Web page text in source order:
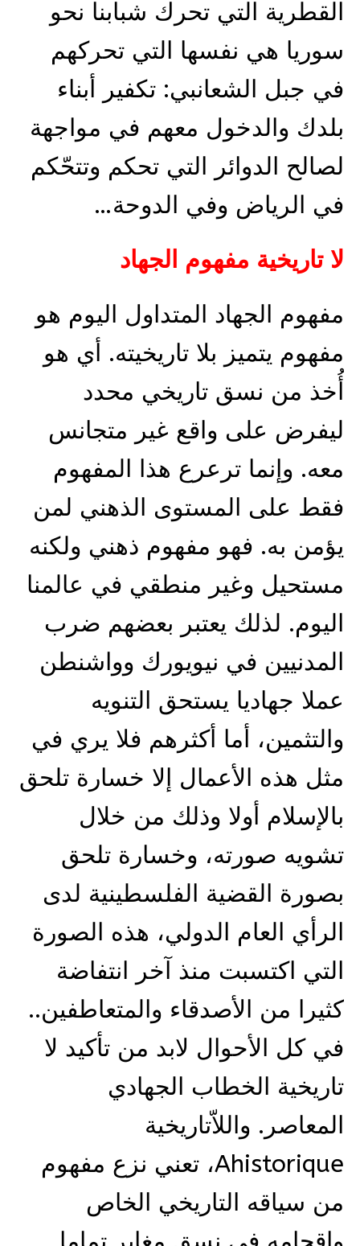
القطرية التي تحرك شبابنا نحو
سوريا هي نفسها التي تحركهم
في جبل الشعانبي: تكفير أبناء
بلدك والدخول معهم في مواجهة
لصالح الدوائر التي تحكم وتتحّكم
في الرياض وفي الدوحة…
لا تاريخية مفهوم الجهاد
مفهوم الجهاد المتداول اليوم هو
مفهوم يتميز بلا تاريخيته. أي هو
أُخذ من نسق تاريخي محدد
ليفرض على واقع غير متجانس
معه. وإنما ترعرع هذا المفهوم
فقط على المستوى الذهني لمن
يؤمن به. فهو مفهوم ذهني ولكنه
مستحيل وغير منطقي في عالمنا
اليوم. لذلك يعتبر بعضهم ضرب
المدنيين في نيويورك وواشنطن
عملا جهاديا يستحق التنويه
والتثمين، أما أكثرهم فلا يري في
مثل هذه الأعمال إلا خسارة تلحق
بالإسلام أولا وذلك من خلال
تشويه صورته، وخسارة تلحق
بصورة القضية الفلسطينية لدى
الرأي العام الدولي، هذه الصورة
التي اكتسبت منذ آخر انتفاضة
كثيرا من الأصدقاء والمتعاطفين..
في كل الأحوال لابد من تأكيد لا
تاريخية الخطاب الجهادي
المعاصر. واللاّتاريخية
Ahistorique، تعني نزع مفهوم
من سياقه التاريخي الخاص